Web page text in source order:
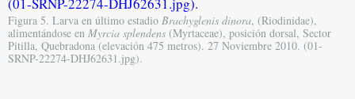
Figura 5. Larva en último estadio Brachyglenis dinora, (Riodinidae),
alimentándose en Myrcia splendens (Myrtaceae), posición dorsal, Sector
Pitilla, Quebradona (elevación 475 metros). 27 Noviembre 2010. (01-
SRNP-22274-DHJ62631.jpg).